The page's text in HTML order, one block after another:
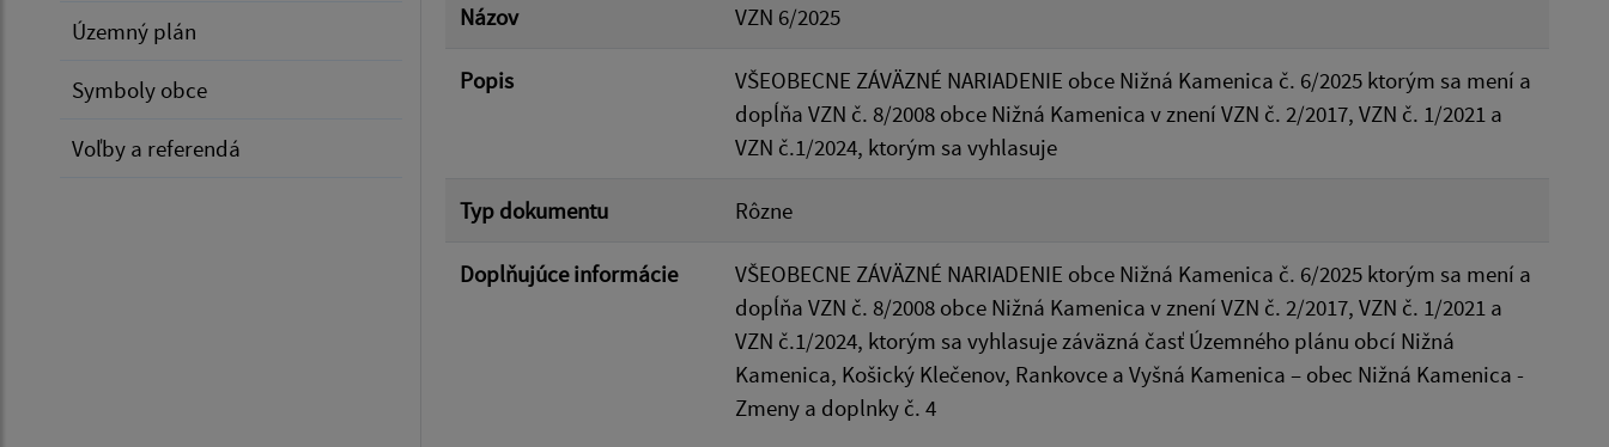
Územný plán
Symboly obce
Voľby a referendá
Názov VZN 6/2025
Popis
VŠEOBECNE ZÁVÄZNÉ NARIADENIE obce Nižná Kamenica č. 6/2025 ktorým sa mení a
dopĺňa VZN č. 8/2008 obce Nižná Kamenica v znení VZN č. 2/2017, VZN č. 1/2021 a
VZN č.1/2024, ktorým sa vyhlasuje
Typ dokumentu Rôzne
Doplňujúce informácie
VŠEOBECNE ZÁVÄZNÉ NARIADENIE obce Nižná Kamenica č. 6/2025 ktorým sa mení a
dopĺňa VZN č. 8/2008 obce Nižná Kamenica v znení VZN č. 2/2017, VZN č. 1/2021 a
VZN č.1/2024, ktorým sa vyhlasuje záväzná časť Územného plánu obcí Nižná
Kamenica, Košický Klečenov, Rankovce a Vyšná Kamenica – obec Nižná Kamenica -
Zmeny a doplnky č. 4